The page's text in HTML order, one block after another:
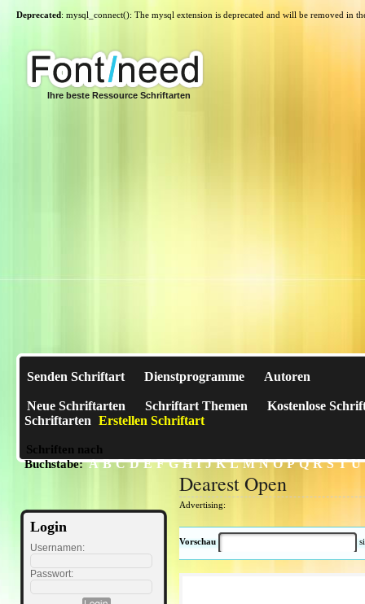
Deprecated: mysql_connect(): The mysql extension is deprecated and will be removed in
Ihre beste Ressource Schriftarten
Senden Schriftart Dienstprogramme Autoren
Neue Schriftarten Schriftart Themen
Kostenlose
Schriftarten Erstellen Schriftart
Schriften nach
Buchstabe:A B C D E F G H I J K L M N O P Q R S T U
Login
Usernamen:
Passwort:
Dearest Open
Advertising:
Vorschau